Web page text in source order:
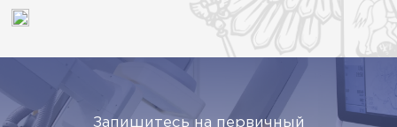
Запишитесь на первичный